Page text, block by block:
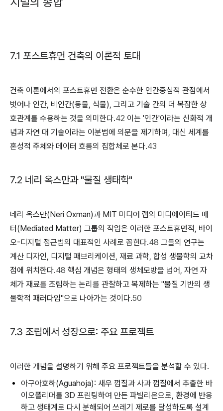
7.1 포스트휴먼 건축의 이론적 토대
건축 이론에서의 포스트휴먼 전환은 순수한 인간중심적 관점에서
벗어나 인간, 비인간(동물, 식물), 그리고 기술 간의 더 복잡한 상
호관계를 수용하는 것을 의미한다.42 이는 '인간'이라는 신화적 개
념과 자연 대 기술이라는 이분법에 의문을 제기하며, 대신 세계를
혼성적 주체와 데이터 흐름의 집합체로 본다.43
7.2 네리 옥스만과 "물질 생태학"
네리 옥스만(Neri Oxman)과 MIT 미디어 랩의 미디에이티드 매
터(Mediated Matter) 그룹의 작업은 이러한 포스트휴먼적, 바이
오-디지털 접근법의 대표적인 사례로 꼽힌다.48 그들의 연구는
계산 디자인, 디지털 패브리케이션, 재료 과학, 합성 생물학의 교차
점에 위치한다.48 핵심 개념은 형태의 생체모방을 넘어, 자연 자
체가 재료를 조립하는 논리를 관찰하고 복제하는 "물질 기반의 생
물학적 패러다임"으로 나아가는 것이다.50
7.3 조립에서 성장으로: 주요 프로젝트
이러한 개념을 설명하기 위해 주요 프로젝트들을 분석할 수 있다.
아구아호하(Aguahoja): 새우 껍질과 사과 껍질에서 추출한 바
이오폴리머를 3D 프린팅하여 만든 파빌리온으로, 환경에 반응
하고 생태계로 다시 분해되어 쓰레기 제로를 달성하도록 설계